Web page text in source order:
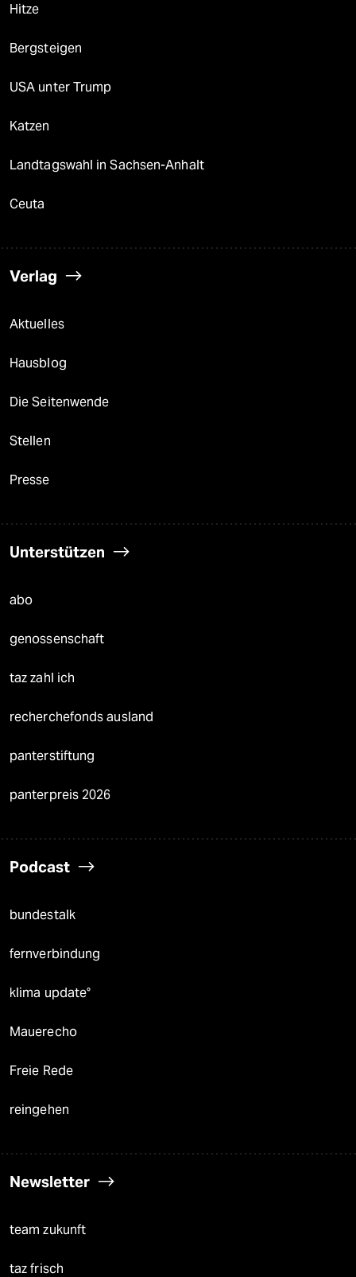
Hitze
Bergsteigen
USA unter Trump
Katzen
Landtagswahl in Sachsen-Anhalt
Ceuta
Verlag
Aktuelles
Hausblog
Die Seitenwende
Stellen
Presse
Unterstützen
abo
genossenschaft
taz zahl ich
recherchefonds ausland
panterstiftung
panterpreis 2026
Podcast
bundestalk
fernverbindung
klima update°
Mauerecho
Freie Rede
reingehen
Newsletter
team zukunft
taz frisch